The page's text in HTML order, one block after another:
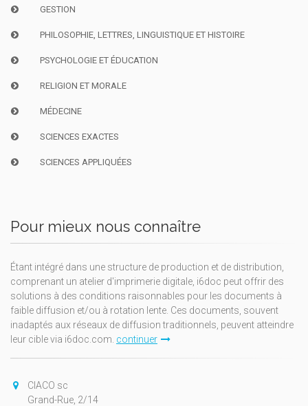
GESTION
PHILOSOPHIE, LETTRES, LINGUISTIQUE ET HISTOIRE
PSYCHOLOGIE ET ÉDUCATION
RELIGION ET MORALE
MÉDECINE
SCIENCES EXACTES
SCIENCES APPLIQUÉES
Pour mieux nous connaître
Étant intégré dans une structure de production et de distribution,
comprenant un atelier d'imprimerie digitale, i6doc peut offrir des
solutions à des conditions raisonnables pour les documents à
faible diffusion et/ou à rotation lente. Ces documents, souvent
inadaptés aux réseaux de diffusion traditionnels, peuvent atteindre
leur cible via i6doc.com. continuer
CIACO sc
Grand-Rue, 2/14